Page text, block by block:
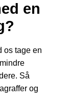
en
os tage en
Så
og